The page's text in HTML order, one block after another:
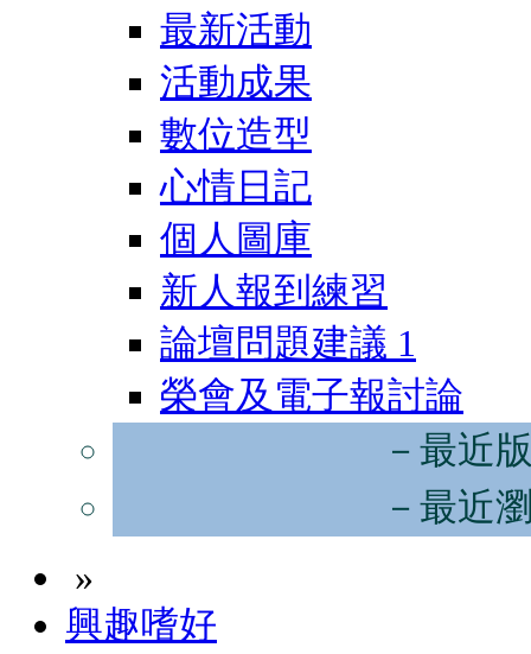
最新活動
活動成果
數位造型
心情日記
個人圖庫
新人報到練習
論壇問題建議 1
榮會及電子報討論
－最近
－最近
»
興趣嗜好